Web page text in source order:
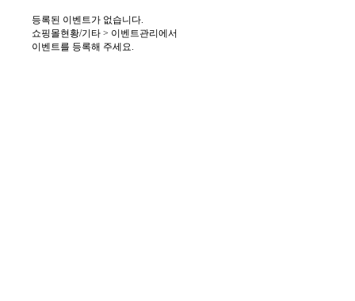
등록된 이벤트가 없습니다.
쇼핑몰현황/기타 > 이벤트관리에서
이벤트를 등록해 주세요.